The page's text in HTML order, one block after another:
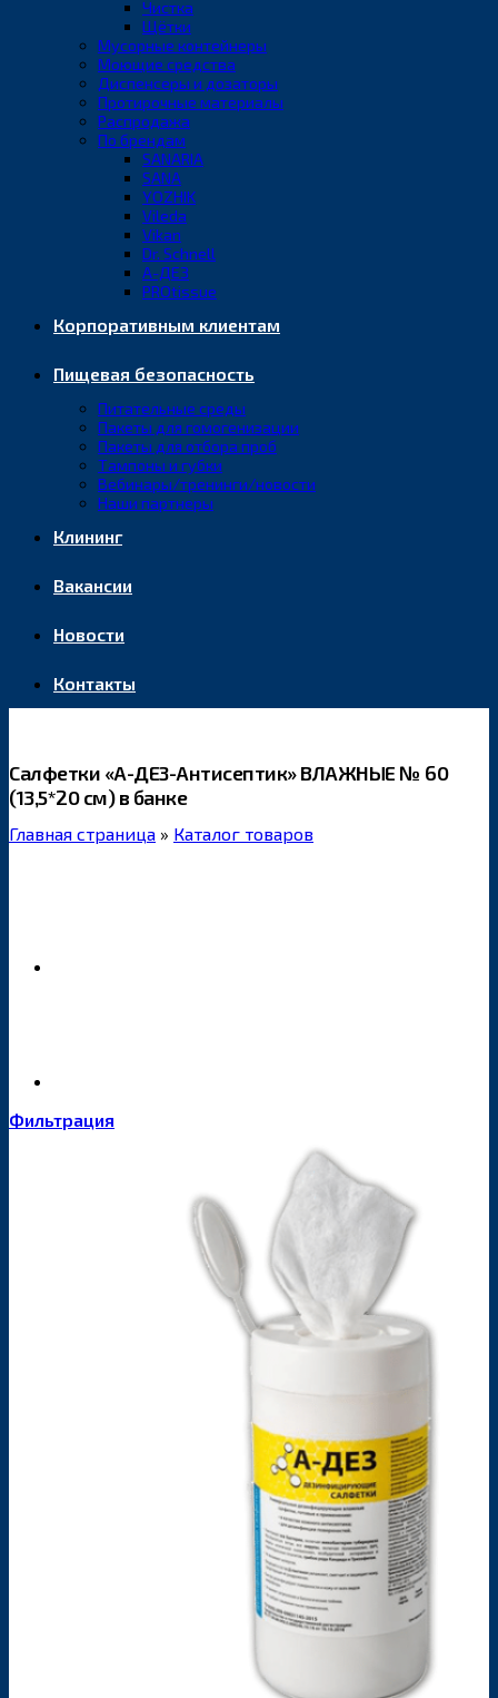
Чистка
Щётки
Мусорные контейнеры
Моющие средства
Диспенсеры и дозаторы
Протирочные материалы
Распродажа
По брендам
SANARIA
SANA
YOZHIK
Vileda
Vikan
Dr. Schnell
А-ДЕЗ
PROtissue
Корпоративным клиентам
Пищевая безопасность
Питательные среды
Пакеты для гомогенизации
Пакеты для отбора проб
Тампоны и губки
Вебинары/тренинги/новости
Наши партнеры
Клининг
Вакансии
Новости
Контакты
Салфетки «А-ДЕЗ-Антисептик» ВЛАЖНЫЕ № 60
(13,5*20 см) в банке
Главная страница » Каталог товаров
Фильтрация